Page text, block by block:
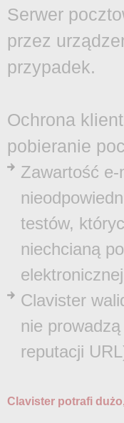
Serwer
przez
przypadek.
Ochrona
pobieranie
Zawartość
testów,
niechcianą
Clavister
nie
reputacji
Clavister potrafi